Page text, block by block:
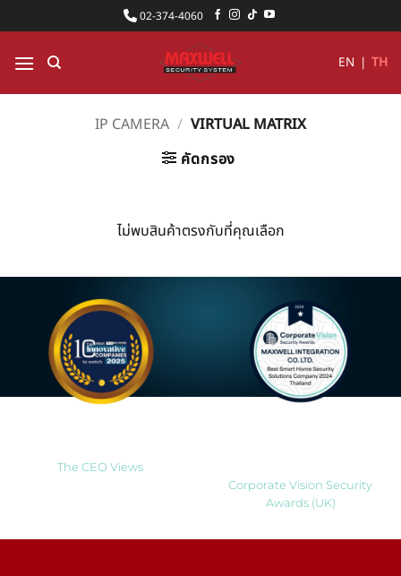
ไป
ยัง
เนื้อหา
02-374-4060
EN | TH
IP CAMERA / VIRTUAL MATRIX
คัดกรอง
ไม่พบสินค้าตรงกับที่คุณเลือก
The CEO Views
Corporate Vision Security
Awards (UK)